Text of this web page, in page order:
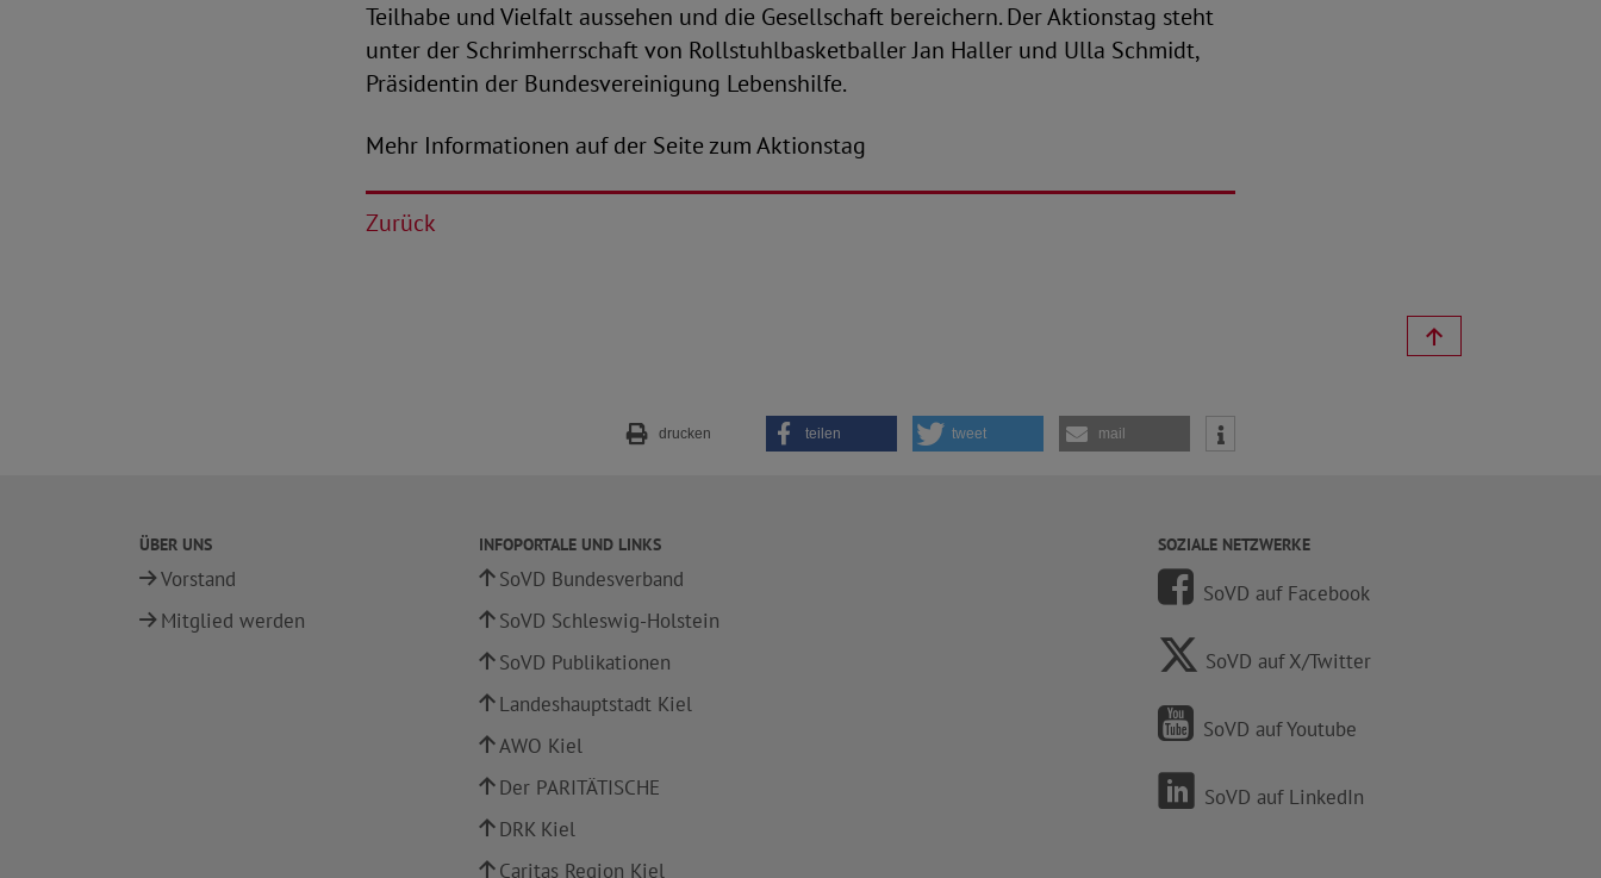
Teilhabe und Vielfalt aussehen und die Gesellschaft bereichern. Der Aktionstag steht
unter der Schrimherrschaft von Rollstuhlbasketballer Jan Haller und Ulla Schmidt,
Präsidentin der Bundesvereinigung Lebenshilfe.
Mehr Informationen auf der Seite zum Aktionstag
Zurück
drucken teilen tweet mail
ÜBER UNS
Vorstand
Mitglied werden
INFOPORTALE UND LINKS
SoVD Bundesverband
SoVD Schleswig-Holstein
SoVD Publikationen
Landeshauptstadt Kiel
AWO Kiel
Der PARITÄTISCHE
DRK Kiel
Caritas Region Kiel
SOZIALE NETZWERKE
SoVD auf Facebook
SoVD auf X/Twitter
SoVD auf Youtube
SoVD auf LinkedIn